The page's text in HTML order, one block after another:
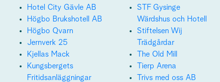
Hotel City Gävle AB
Högbo Brukshotell AB
Högbo Qvarn
Jernverk 25
Kjellas Mack
Kungsbergets
Fritidsanläggningar
STF Gysinge
Wärdshus och Hotell
Stiftelsen Wij
Trädgårdar
The Old Mill
Tierp Arena
Trivs med oss AB